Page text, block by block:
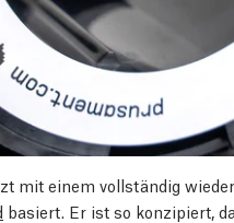
mit einem vollständig
basiert. Er ist so konzipiert,